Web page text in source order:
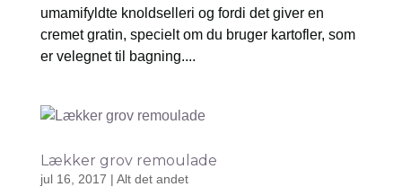
umamifyldte knoldselleri og fordi det giver en
cremet gratin, specielt om du bruger kartofler, som
er velegnet til bagning....
Lækker grov remoulade
jul 16, 2017 | Alt det andet